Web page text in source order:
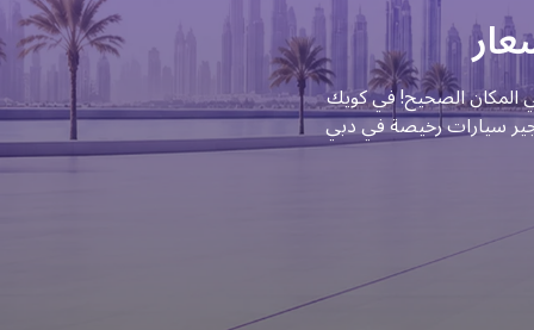
الصحيح! في كويك
سيارات رخيصة في دبي